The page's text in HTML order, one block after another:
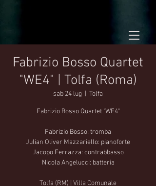
Fabrizio Bosso Quartet
"WE4" | Tolfa (Roma)
sab 24 lug Tolfa
Fabrizio Bosso Quartet "WE4"
Fabrizio Bosso: tromba
Julian Oliver Mazzariello: pianoforte
Jacopo Ferrazza: contrabbasso
Nicola Angelucci: batteria
Tolfa (RM) | Villa Comunale